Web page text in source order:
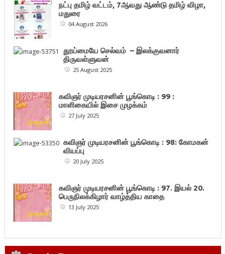
நட்பு தமிழ் வட்டம், 7ஆவது ஆண்டு தமிழ் விழா,
மதுரை
04 August 2026
தூய்மையே செல்வம் – இலக்குவனார்
திருவள்ளுவன்
25 August 2025
கவிஞர் முடியரசனின் பூங்கொடி : 99 :
மாளிகையில் இசை முழக்கம்
27 July 2025
கவிஞர் முடியரசனின் பூங்கொடி : 98: கோமகன்
வியப்பு
20 July 2025
கவிஞர் முடியரசனின் பூங்கொடி : 97. இயல் 20.
பெருநிலக்கிழார் வாழ்த்திய காதை
13 July 2025